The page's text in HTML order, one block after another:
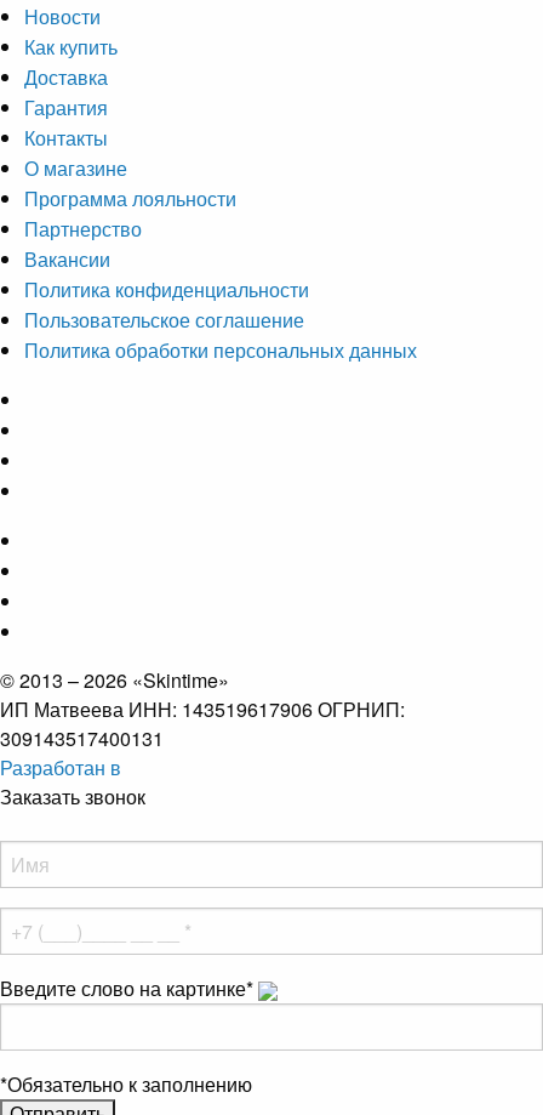
Новости
Как купить
Доставка
Гарантия
Контакты
О магазине
Программа лояльности
Партнерство
Вакансии
Политика конфиденциальности
Пользовательское соглашение
Политика обработки персональных данных
© 2013 – 2026 «Skintime»
ИП Матвеева ИНН: 143519617906 ОГРНИП:
309143517400131
Разработан в
Заказать звонок
Введите слово на картинке*
*Обязательно к заполнению